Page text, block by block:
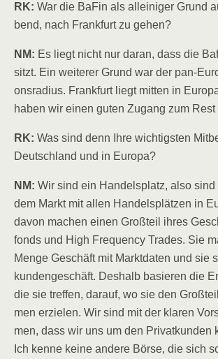
RK: War die BaFin als allei­ni­ger Grund
bend, nach Frank­furt zu gehen?
NM: Es liegt nicht nur dar­an, dass die
sitzt. Ein wei­te­rer Grund war der pan-
ons­ra­di­us. Frank­furt liegt mit­ten in
haben wir einen guten Zugang zum Rest
RK: Was sind denn Ihre wich­tigs­ten
Deutsch­land und in Europa?
NM: Wir sind ein Han­dels­platz, also
dem Markt mit allen Han­dels­plät­zen in
davon machen einen Groß­teil ihres
fonds und High Fre­quen­cy Trades. Sie
Men­ge Geschäft mit Markt­da­ten und sie
kun­den­ge­schäft. Des­halb basie­ren die
die sie tref­fen, dar­auf, wo sie den
men erzie­len. Wir sind mit der kla­ren
men, dass wir uns um den Pri­vat­kun­den
Ich ken­ne kei­ne ande­re Bör­se, die sich